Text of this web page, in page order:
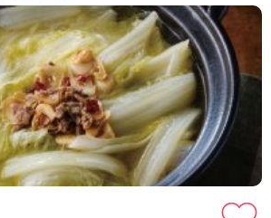
ょ
う
の
料
理
」